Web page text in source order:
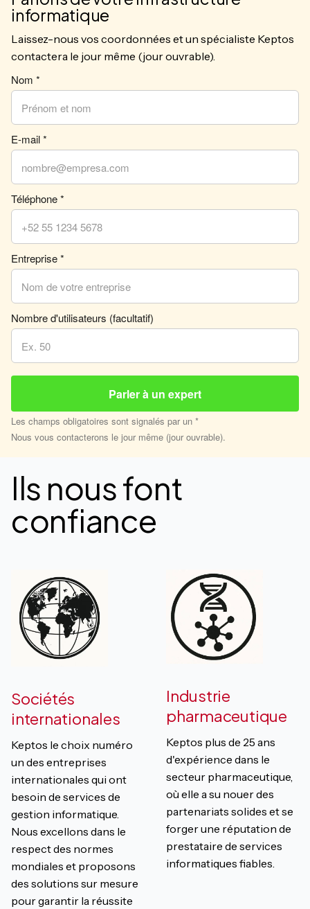
informatique
Laissez-nous vos coordonnées et un spécialiste Keptos
contactera le jour même (jour ouvrable).
Nom *
E-mail *
Téléphone *
Entreprise *
Nombre d'utilisateurs (facultatif)
Les champs obligatoires sont signalés par un *
Nous vous contacterons le jour même (jour ouvrable).
Ils nous font
confiance
Sociétés
internationales
Keptos le choix numéro
un des entreprises
internationales qui ont
besoin de services de
gestion informatique.
Nous excellons dans le
respect des normes
mondiales et proposons
des solutions sur mesure
pour garantir la réussite
Industrie
pharmaceutique
Keptos plus de 25 ans
d'expérience dans le
secteur pharmaceutique,
où elle a su nouer des
partenariats solides et se
forger une réputation de
prestataire de services
informatiques fiables.